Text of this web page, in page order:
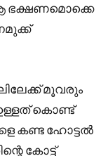
ഭക്ഷണമൊക്കെ
മൂവരും
കൊണ്ട്
കണ്ട ഹോട്ടൽ
കോട്ട്